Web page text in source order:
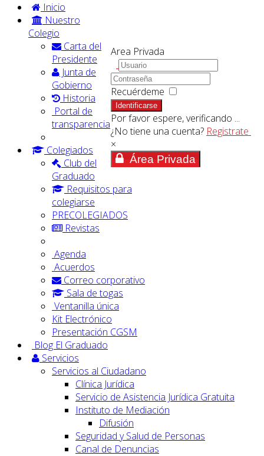
Area Privada
Recuérdeme
Identificarse
Por favor espere, verificando ...
¿No tiene una cuenta? Registrate
×
Área Privada
Inicio
Nuestro
Colegio
Carta del
Presidente
Junta de
Gobierno
Historia
Portal de
transparencia
Colegiados
Club del
Graduado
Requisitos para
colegiarse
PRECOLEGIADOS
Revistas
Agenda
Acuerdos
Correo corporativo
Sala de togas
Ventanilla única
Kit Electrónico
Presentación CGSM
Blog El Graduado
Servicios
Servicios al Ciudadano
Clínica Jurídica
Servicio de Asistencia Jurídica Gratuita
Instituto de Mediación
Difusión
Seguridad y Salud de Personas
Canal de Denuncias